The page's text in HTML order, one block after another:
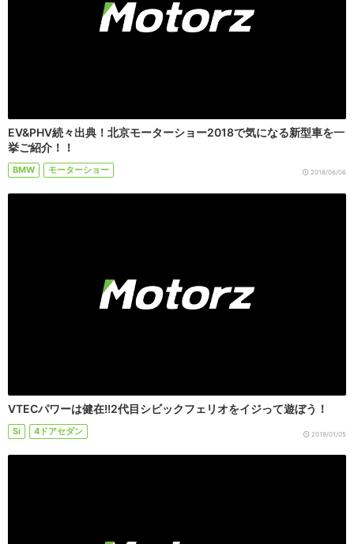
EV&PHV続々出典！北京モーターショー2018で気になる新型車を一
挙ご紹介！！
BMW モーターショー 2018/06/06
VTECパワーは健在!!2代目シビックフェリオをイジって遊ぼう！
Si 4ドアセダン 2019/01/05